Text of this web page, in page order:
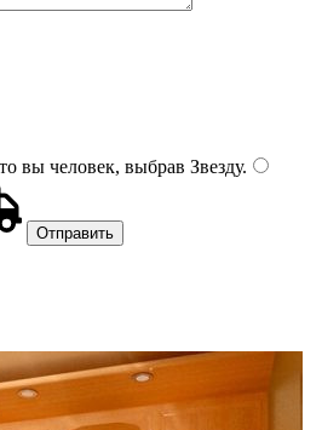
вы человек, выбрав Звезду.